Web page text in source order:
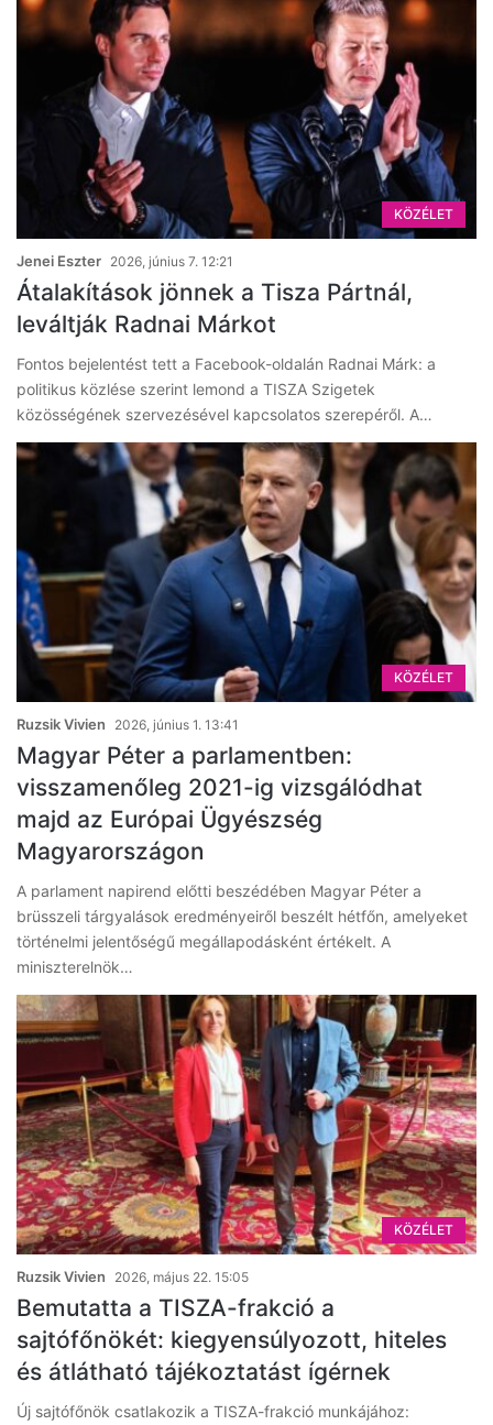
KÖZÉLET
Jenei Eszter 2026, június 7. 12:21
Átalakítások jönnek a Tisza Pártnál,
leváltják Radnai Márkot
Fontos bejelentést tett a Facebook-oldalán Radnai Márk: a
politikus közlése szerint lemond a TISZA Szigetek
közösségének szervezésével kapcsolatos szerepéről. A…
KÖZÉLET
Ruzsik Vivien 2026, június 1. 13:41
Magyar Péter a parlamentben:
visszamenőleg 2021-ig vizsgálódhat
majd az Európai Ügyészség
Magyarországon
A parlament napirend előtti beszédében Magyar Péter a
brüsszeli tárgyalások eredményeiről beszélt hétfőn, amelyeket
történelmi jelentőségű megállapodásként értékelt. A
miniszterelnök…
KÖZÉLET
Ruzsik Vivien 2026, május 22. 15:05
Bemutatta a TISZA-frakció a
sajtófőnökét: kiegyensúlyozott, hiteles
és átlátható tájékoztatást ígérnek
Új sajtófőnök csatlakozik a TISZA-frakció munkájához: